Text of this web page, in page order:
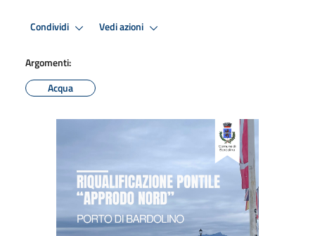
Condividi Vedi azioni
Argomenti:
Acqua